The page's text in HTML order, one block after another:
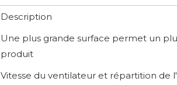
Description
Une plus grande surface permet un
produit
Vitesse du ventilateur et répartition de